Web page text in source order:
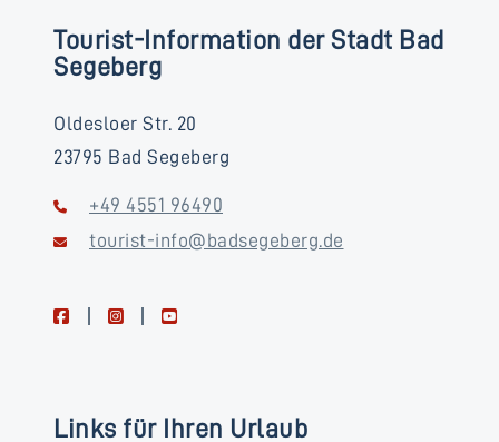
Tourist-Information der Stadt Bad
Segeberg
Oldesloer Str. 20
23795 Bad Segeberg
+49 4551 96490
tourist-info@badsegeberg.de
facebookinstagramyoutube
Links für Ihren Urlaub